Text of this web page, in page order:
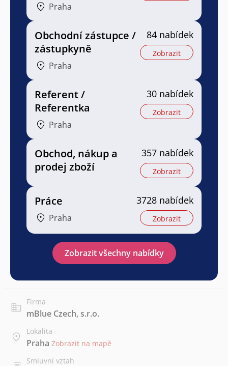
Praha
Obchodní zástupce /
zástupkyně
Praha
84 nabídek
Zobrazit
Referent /
Referentka
Praha
30 nabídek
Zobrazit
Obchod, nákup a
prodej zboží
357 nabídek
Zobrazit
Práce
Praha
3728 nabídek
Zobrazit
Zobrazit všechny nabídky
Firma
mBlue Czech, s.r.o.
Lokalita
Praha Zobrazit na mapě
Smluvní vztah